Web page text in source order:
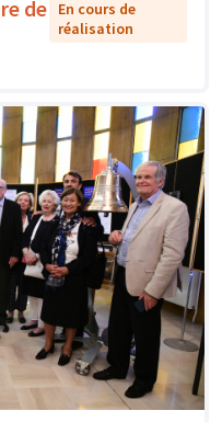
de
En cours de
réalisation